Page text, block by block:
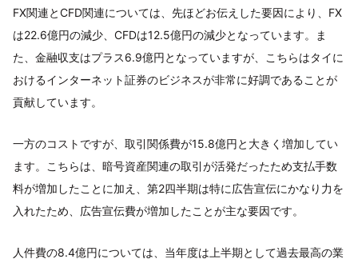
FX関連とCFD関連については、先ほどお伝えした要因により、FX
は22.6億円の減少、CFDは12.5億円の減少となっています。ま
た、金融収支はプラス6.9億円となっていますが、こちらはタイに
おけるインターネット証券のビジネスが非常に好調であることが
貢献しています。
一方のコストですが、取引関係費が15.8億円と大きく増加してい
ます。こちらは、暗号資産関連の取引が活発だったため支払手数
料が増加したことに加え、第2四半期は特に広告宣伝にかなり力を
入れたため、広告宣伝費が増加したことが主な要因です。
人件費の8.4億円については、当年度は上半期として過去最高の業